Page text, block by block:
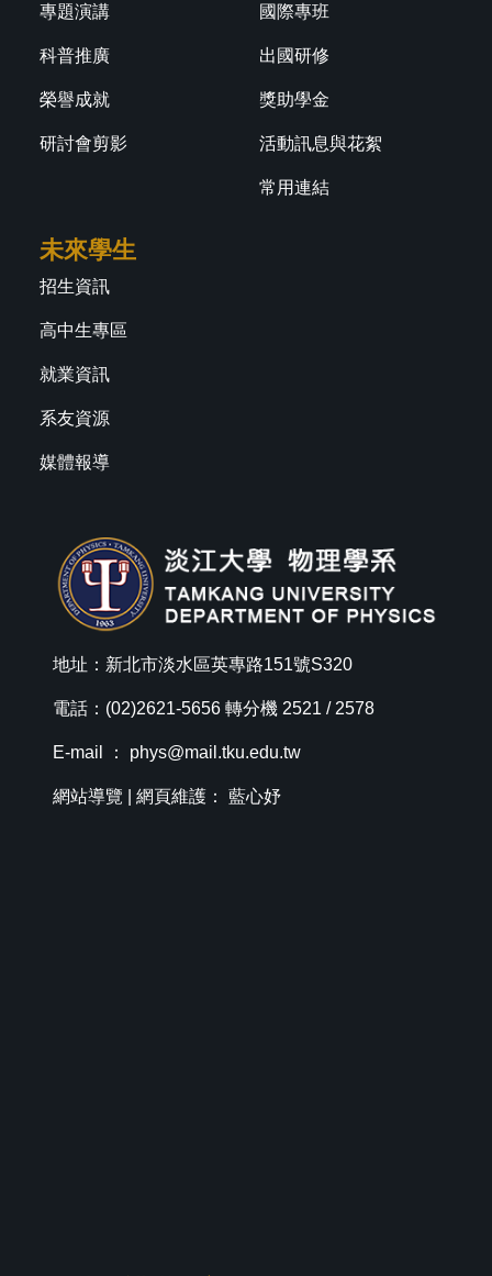
專題演講
科普推廣
榮譽成就
研討會剪影
國際專班
出國研修
獎助學金
活動訊息與花絮
常用連結
未來學生
招生資訊
高中生專區
就業資訊
系友資源
媒體報導
地址：新北市淡水區英專路151號S320
電話：(02)2621-5656 轉分機 2521 / 2578
E-mail ： phys@mail.tku.edu.tw
網站導覽 | 網頁維護： 藍心妤